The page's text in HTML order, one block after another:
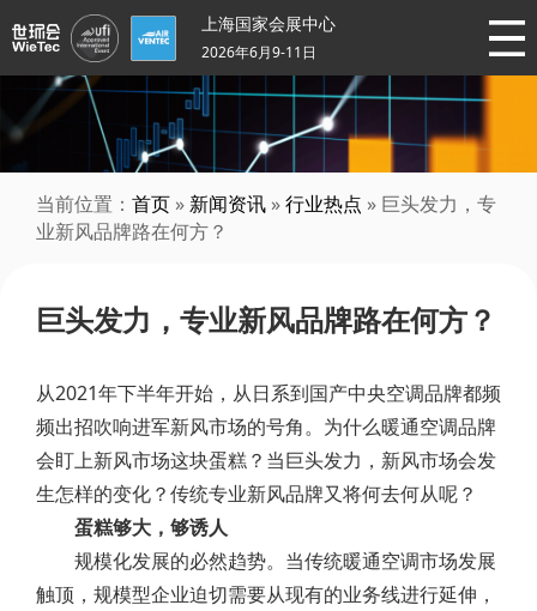
上海国家会展中心
2026年6月9-11日
当前位置： 首页 » 新闻资讯 »行业热点 » 巨头发力，专
业新风品牌路在何方？
巨头发力，专业新风品牌路在何方？
从2021年下半年开始，从日系到国产中央空调品牌都频
频出招吹响进军新风市场的号角。为什么暖通空调品牌
会盯上新风市场这块蛋糕？当巨头发力，新风市场会发
生怎样的变化？传统专业新风品牌又将何去何从呢？
蛋糕够大，够诱人
规模化发展的必然趋势。当传统暖通空调市场发展
触顶，规模型企业迫切需要从现有的业务线进行延伸，